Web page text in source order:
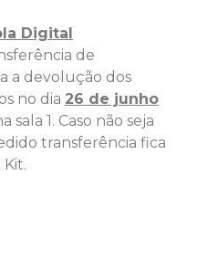
Digital
de
a devolução dos
no dia 26 de junho
sala 1. Caso não seja
transferência fica